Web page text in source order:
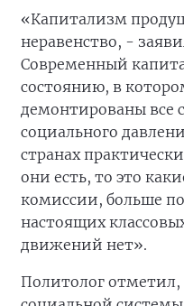
«Капитализм
неравенство, -
Современный
состоянию, в
демонтированы все
социального
странах
они есть, то это
комиссии, больше
настоящих
движений нет».
Политолог